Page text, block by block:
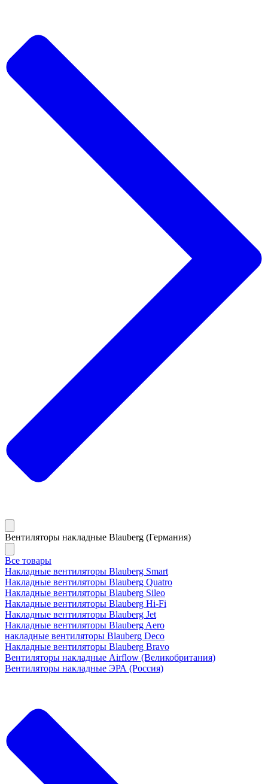
Вентиляторы накладные Blauberg (Германия)
Все товары
Накладные вентиляторы Blauberg Smart
Накладные вентиляторы Blauberg Quatro
Накладные вентиляторы Blauberg Sileo
Накладные вентиляторы Blauberg Hi-Fi
Накладные вентиляторы Blauberg Jet
Накладные вентиляторы Blauberg Aero
накладные вентиляторы Blauberg Deco
Накладные вентиляторы Blauberg Bravo
Вентиляторы накладные Airflow (Великобритания)
Вентиляторы накладные ЭРА (Россия)